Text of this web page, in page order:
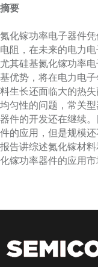
摘要
氮化镓功率电子器件
电阻，在未来的电力
尤其硅基氮化镓功率
基优势，将在电力电
料生长还面临大的热
均匀性的问题，常关
器件的开发还在继续
件的应用，但是规模
报告讲综述氮化镓材
化镓功率器件的应用市